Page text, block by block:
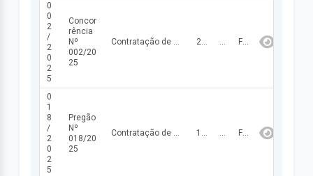
0
0
2
/
2
0
2
5
Concor
rência
Nº
002/20
25
Contratação de empresa para construção do piso e cobertura do estacionamento da Secretaria de Educação do Município de Santo Antônio dos Milagres - PI, conforme especificações técnicas dos projetos, memoriais descritivos, planilhas orçamentárias, cronogramas físico-financeiros. 20/06/2025 384.214,03 FINALIZADA
0
1
8
/
2
0
2
5
Pregão
Nº
018/20
25
Contratação de empresa para fornecimento de frutas e verduras para atender as necessidades da Prefeitura Municipal de Santo Antônio dos Milagres – PI e Secretarias. 10/06/2025 291.270,00 FINALIZADA